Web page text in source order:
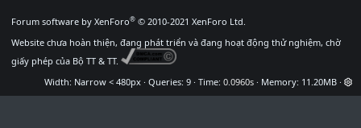
Forum software by XenForo® © 2010-2021 XenForo Ltd.
Website chưa hoàn thiện, đang phát triển và đang hoạt động thử nghiệm, chờ
giấy phép của Bộ TT & TT.
Width
Queries 9 Time 0.0960s Memory 11.20MB